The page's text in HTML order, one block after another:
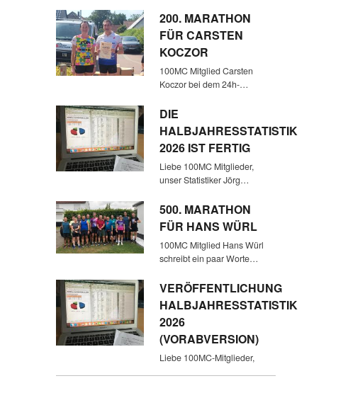
200. MARATHON
FÜR CARSTEN
KOCZOR
100MC Mitglied Carsten
Koczor bei dem 24h-…
DIE
HALBJAHRESSTATISTIK
2026 IST FERTIG
Liebe 100MC Mitglieder,
unser Statistiker Jörg…
500. MARATHON
FÜR HANS WÜRL
100MC Mitglied Hans Würl
schreibt ein paar Worte…
VERÖFFENTLICHUNG
HALBJAHRESSTATISTIK
2026
(VORABVERSION)
Liebe 100MC-Mitglieder,